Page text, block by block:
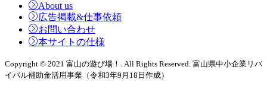
About us
広告掲載&仕事依頼
お問い合わせ
本サイトの仕様
Copyright © 2021 富山の遊び場！. All Rights Reserved. 富山県中小企業リバ
イバル補助金活用事業（令和3年9月18日作成）